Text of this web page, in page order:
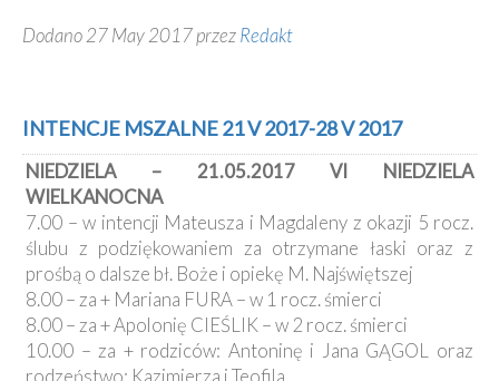
Dodano 27 May 2017 przezRedakt
INTENCJE MSZALNE 21 V 2017-28 V 2017
NIEDZIELA – 21.05.2017 VI NIEDZIELA
WIELKANOCNA
7.00 – w intencji Mateusza i Magdaleny z okazji 5 rocz.
ślubu z podziękowaniem za otrzymane łaski oraz z
prośbą o dalsze bł. Boże i opiekę M. Najświętszej
8.00 – za + Mariana FURA – w 1 rocz. śmierci
8.00 – za + Apolonię CIEŚLIK – w 2 rocz. śmierci
10.00 – za + rodziców: Antoninę i Jana GĄGOL oraz
rodzeństwo: Kazimierza i Teofila